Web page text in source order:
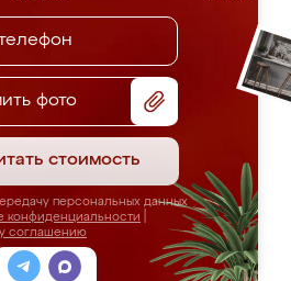
фото
стоимость
персональных данных
конфиденциальности
соглашению